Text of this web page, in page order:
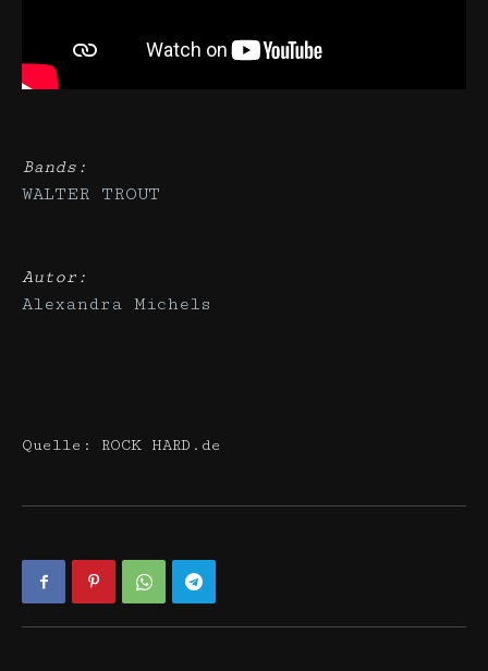
Bands:
WALTER TROUT
Autor:
Alexandra Michels
Quelle: ROCK HARD.de